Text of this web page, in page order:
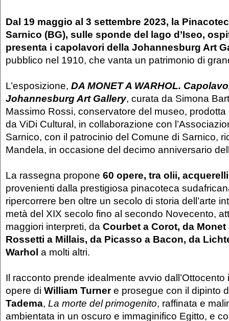
Dal 19 maggio al 3 settembre 2023, la
Sarnico (BG), sulle sponde del lago d’Iseo,
presenta i capolavori della Johannesburg Art
pubblico nel 1910, che vanta un patrimonio di
L’esposizione, DA MONET A WARHOL.
Johannesburg Art Gallery, curata da Simona
Massimo Rossi, conservatore del museo,
da ViDi Cultural, in collaborazione con
Sarnico, con il patrocinio del Comune di Sarnico,
Mandela, in occasione del decimo anniversario
La rassegna propone 60 opere, tra olii,
provenienti dalla prestigiosa pinacoteca
ripercorrere ben oltre un secolo di storia dell’arte
metà del XIX secolo fino al secondo Novecento,
maggiori interpreti, da Courbet a Corot, da Monet
Rossetti a Millais, da Picasso a Bacon, da
Warhol a molti altri.
Il racconto prende idealmente avvio
opere di William Turnere prosegue con il dipinto
Tadema, La morte del primogenito, raffinata e
ambientata in un oscuro e immaginifico Egitto, e